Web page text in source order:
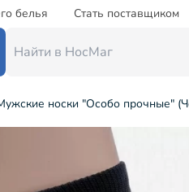
белья Стать поставщиком
носки "Особо прочные"